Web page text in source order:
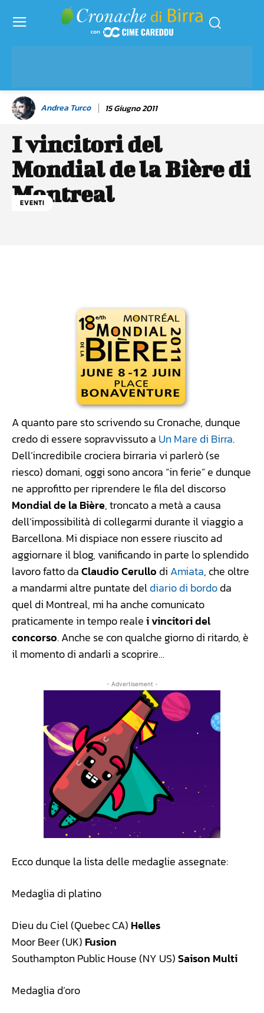
Andrea Turco 15 Giugno 2011
I vincitori del
Mondial de la Bière di
Montreal
EVENTI
A quanto pare sto scrivendo su Cronache, dunque
credo di essere sopravvissuto a Un Mare di Birra.
Dell’incredibile crociera birraria vi parlerò (se
riesco) domani, oggi sono ancora “in ferie” e dunque
ne approfitto per riprendere le fila del discorso
Mondial de la Bière, troncato a metà a causa
dell’impossibilità di collegarmi durante il viaggio a
Barcellona. Mi dispiace non essere riuscito ad
aggiornare il blog, vanificando in parte lo splendido
lavoro fatto daClaudio Cerullo di Amiata, che oltre
a mandarmi altre puntate deldiario di bordoda
quel di Montreal, mi ha anche comunicato
praticamente in tempo realei vincitori del
concorso. Anche se con qualche giorno di ritardo, è
il momento di andarli a scoprire…
- Advertisement -
Ecco dunque la lista delle medaglie assegnate:
Medaglia di platino
Dieu du Ciel (Quebec CA) Helles
Moor Beer (UK) Fusion
Southampton Public House (NY US)Saison Multi
Medaglia d’oro